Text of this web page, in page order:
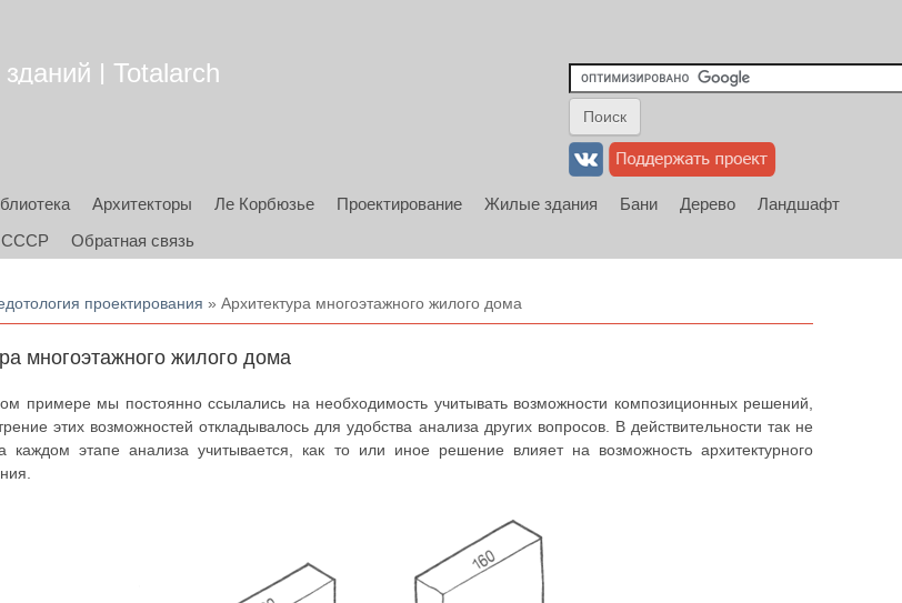
| Totalarch
Архитекторы Ле Корбюзье Проектирование Жилые здания Бани Дерево
Ландшафт
СССР Обратная связь
проектирования » Архитектура многоэтажного жилого дома
многоэтажного жилого дома
примере мы постоянно ссылались на необходимость учитывать возможности композиционных решений,
этих возможностей откладывалось для удобства анализа других вопросов. В действительности так не
каждом этапе анализа учитывается, как то или иное решение влияет на возможность архитектурного